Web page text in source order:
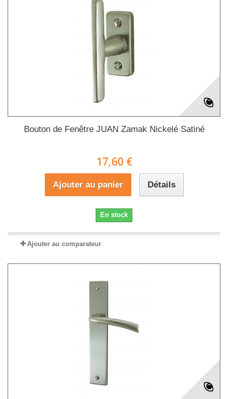
Bouton de Fenêtre JUAN Zamak Nickelé Satiné
17,60 €
Ajouter au panier Détails
En stock
Ajouter au comparateur